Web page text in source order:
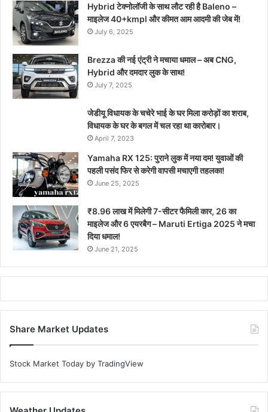
Hybrid टेक्नोलॉजी के साथ लौट रही है Baleno –
माइलेज 40+kmpl और कीमत आम आदमी की जेब में!
July 6, 2025
Brezza की नई एंट्री ने मचाया धमाल – अब CNG,
Hybrid और दमदार लुक के साथ!
July 7, 2025
जेडीयू विधायक के चचेरे भाई के घर मिला करोड़ों का शराब,
विधायक के घर के बगल में चल रहा था कारोबार।
April 7, 2023
Yamaha RX 125: पुराने लुक में नया दम! युवाओं की
पहली पसंद फिर से करेगी वापसी मचाएगी तहलका!
June 25, 2025
₹8.96 लाख में मिलेगी 7-सीटर फैमिली कार, 26 का
माइलेज और 6 एयरबैग – Maruti Ertiga 2025 ने मचा
दिया धमाल!
June 21, 2025
Share Market Updates
Stock Market Today by TradingView